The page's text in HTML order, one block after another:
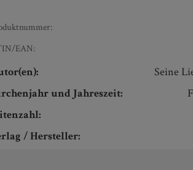
EAN:
Seine
und Jahreszeit:
/ Hersteller: